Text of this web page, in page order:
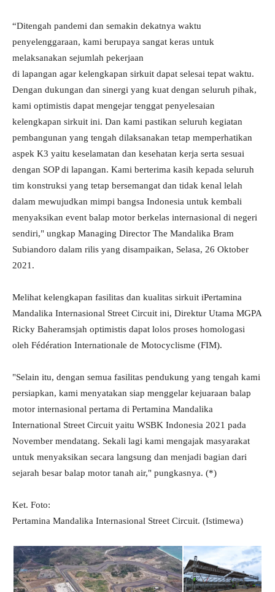
“Ditengah pandemi dan semakin dekatnya waktu
penyelenggaraan, kami berupaya sangat keras untuk
melaksanakan sejumlah pekerjaan
di lapangan agar kelengkapan sirkuit dapat selesai tepat waktu.
Dengan dukungan dan sinergi yang kuat dengan seluruh pihak,
kami optimistis dapat mengejar tenggat penyelesaian
kelengkapan sirkuit ini. Dan kami pastikan seluruh kegiatan
pembangunan yang tengah dilaksanakan tetap memperhatikan
aspek K3 yaitu keselamatan dan kesehatan kerja serta sesuai
dengan SOP di lapangan. Kami berterima kasih kepada seluruh
tim konstruksi yang tetap bersemangat dan tidak kenal lelah
dalam mewujudkan mimpi bangsa Indonesia untuk kembali
menyaksikan event balap motor berkelas internasional di negeri
sendiri," ungkap Managing Director The Mandalika Bram
Subiandoro dalam rilis yang disampaikan, Selasa, 26 Oktober
2021.
Melihat kelengkapan fasilitas dan kualitas sirkuit iPertamina
Mandalika Internasional Street Circuit ini, Direktur Utama MGPA
Ricky Baheramsjah optimistis dapat lolos proses homologasi
oleh Fédération Internationale de Motocyclisme (FIM).
"Selain itu, dengan semua fasilitas pendukung yang tengah kami
persiapkan, kami menyatakan siap menggelar kejuaraan balap
motor internasional pertama di Pertamina Mandalika
International Street Circuit yaitu WSBK Indonesia 2021 pada
November mendatang. Sekali lagi kami mengajak masyarakat
untuk menyaksikan secara langsung dan menjadi bagian dari
sejarah besar balap motor tanah air," pungkasnya. (*)
Ket. Foto:
Pertamina Mandalika Internasional Street Circuit. (Istimewa)